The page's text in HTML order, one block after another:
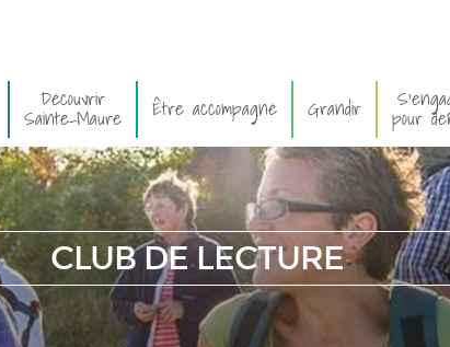
Découvrir
Sainte-Maure Être accompagné Grandir pour
CLUB DE LECTURE